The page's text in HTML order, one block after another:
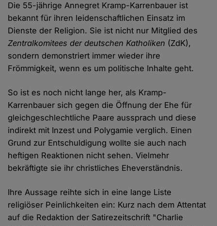
Die 55-jährige Annegret Kramp-Karrenbauer ist
bekannt für ihren leidenschaftlichen Einsatz im
Dienste der Religion. Sie ist nicht nur Mitglied des
Zentralkomitees der deutschen Katholiken (ZdK),
sondern demonstriert immer wieder ihre
Frömmigkeit, wenn es um politische Inhalte geht.
So ist es noch nicht lange her, als Kramp-
Karrenbauer sich gegen die Öffnung der Ehe für
gleichgeschlechtliche Paare aussprach und diese
indirekt mit Inzest und Polygamie verglich. Einen
Grund zur Entschuldigung wollte sie auch nach
heftigen Reaktionen nicht sehen. Vielmehr
bekräftigte sie ihr christliches Eheverständnis.
Ihre Aussage reihte sich in eine lange Liste
religiöser Peinlichkeiten ein: Kurz nach dem Attentat
auf die Redaktion der Satirezeitschrift "Charlie